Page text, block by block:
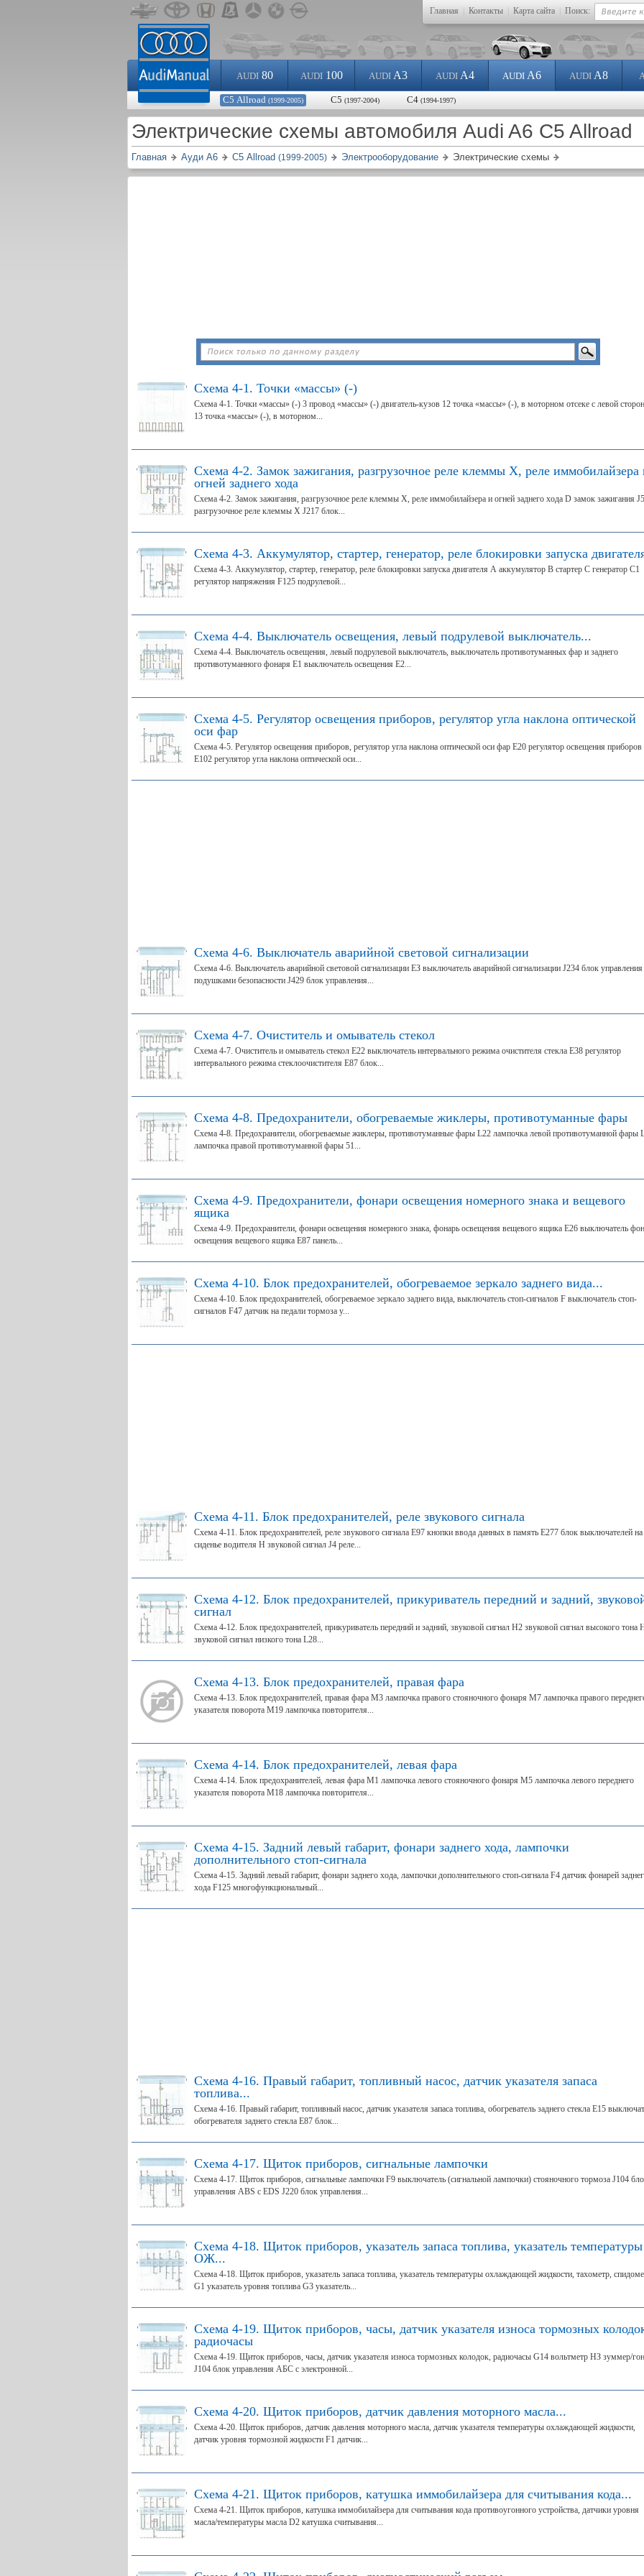
Главная Контакты Карта сайта Поиск:
AUDI80 AUDI100 AUDI A3 AUDI A4 AUDI A6 AUDI A8
С5 Allroad (1999-2005) С5 (1997-2004) С4 (1994-1997)
Электрические схемы автомобиля Audi A6 C5 Allroad
Главная Ауди A6 С5 Allroad (1999-2005) Электрооборудование Электрические схемы
Схема 4-1. Точки «массы» (-)
Схема 4-1. Точки «массы» (-) 3 провод «массы» (-) двигатель-кузов 12 точка «массы» (-), в моторном отсеке с левой
13 точка «массы» (-), в моторном...
Схема 4-2. Замок зажигания, разгрузочное реле клеммы X, реле иммобилайзера
огней заднего хода
Схема 4-2. Замок зажигания, разгрузочное реле клеммы X, реле иммобилайзера и огней заднего хода D замок зажигания
разгрузочное реле клеммы X J217 блок...
Схема 4-3. Аккумулятор, стартер, генератор, реле блокировки запуска
Схема 4-3. Аккумулятор, стартер, генератор, реле блокировки запуска двигателя А аккумулятор В стартер С генератор С1
регулятор напряжения F125 подрулевой...
Схема 4-4. Выключатель освещения, левый подрулевой выключатель...
Схема 4-4. Выключатель освещения, левый подрулевой выключатель, выключатель противотуманных фар и заднего
противотуманного фонаря Е1 выключатель освещения Е2...
Схема 4-5. Регулятор освещения приборов, регулятор угла наклона оптической
оси фар
Схема 4-5. Регулятор освещения приборов, регулятор угла наклона оптической оси фар Е20 регулятор освещения приборов
Е102 регулятор угла наклона оптической оси...
Схема 4-6. Выключатель аварийной световой сигнализации
Схема 4-6. Выключатель аварийной световой сигнализации ЕЗ выключатель аварийной сигнализации J234 блок управления
подушками безопасности J429 блок управления...
Схема 4-7. Очиститель и омыватель стекол
Схема 4-7. Очиститель и омыватель стекол Е22 выключатель интервального режима очистителя стекла Е38 регулятор
интервального режима стеклоочистителя Е87 блок...
Схема 4-8. Предохранители, обогреваемые жиклеры, противотуманные фары
Схема 4-8. Предохранители, обогреваемые жиклеры, противотуманные фары L22 лампочка левой противотуманной фары
лампочка правой противотуманной фары 51...
Схема 4-9. Предохранители, фонари освещения номерного знака и вещевого
ящика
Схема 4-9. Предохранители, фонари освещения номерного знака, фонарь освещения вещевого ящика Е26 выключатель
освещения вещевого ящика Е87 панель...
Схема 4-10. Блок предохранителей, обогреваемое зеркало заднего вида...
Схема 4-10. Блок предохранителей, обогреваемое зеркало заднего вида, выключатель стоп-сигналов F выключатель стоп-
сигналов F47 датчик на педали тормоза у...
Схема 4-11. Блок предохранителей, реле звукового сигнала
Схема 4-11. Блок предохранителей, реле звукового сигнала Е97 кнопки ввода данных в память Е277 блок выключателей на
сиденье водителя Н звуковой сигнал J4 реле...
Схема 4-12. Блок предохранителей, прикуриватель передний и задний,
сигнал
Схема 4-12. Блок предохранителей, прикуриватель передний и задний, звуковой сигнал Н2 звуковой сигнал высокого тона
звуковой сигнал низкого тона L28...
Схема 4-13. Блок предохранителей, правая фара
Схема 4-13. Блок предохранителей, правая фара М3 лампочка правого стояночного фонаря М7 лампочка правого
указателя поворота М19 лампочка повторителя...
Схема 4-14. Блок предохранителей, левая фара
Схема 4-14. Блок предохранителей, левая фара М1 лампочка левого стояночного фонаря М5 лампочка левого переднего
указателя поворота М18 лампочка повторителя...
Схема 4-15. Задний левый габарит, фонари заднего хода, лампочки
дополнительного стоп-сигнала
Схема 4-15. Задний левый габарит, фонари заднего хода, лампочки дополнительного стоп-сигнала F4 датчик фонарей
хода F125 многофункциональный...
Схема 4-16. Правый габарит, топливный насос, датчик указателя запаса
топлива...
Схема 4-16. Правый габарит, топливный насос, датчик указателя запаса топлива, обогреватель заднего стекла Е15
обогревателя заднего стекла Е87 блок...
Схема 4-17. Щиток приборов, сигнальные лампочки
Схема 4-17. Щиток приборов, сигнальные лампочки F9 выключатель (сигнальной лампочки) стояночного тормоза J104
управления ABS с EDS J220 блок управления...
Схема 4-18. Щиток приборов, указатель запаса топлива, указатель температуры
ОЖ...
Схема 4-18. Щиток приборов, указатель запаса топлива, указатель температуры охлаждающей жидкости, тахометр,
G1 указатель уровня топлива G3 указатель...
Схема 4-19. Щиток приборов, часы, датчик указателя износа тормозных
радиочасы
Схема 4-19. Щиток приборов, часы, датчик указателя износа тормозных колодок, радиочасы G14 вольтметр НЗ зуммер/
J104 блок управления АБС с электронной...
Схема 4-20. Щиток приборов, датчик давления моторного масла...
Схема 4-20. Щиток приборов, датчик давления моторного масла, датчик указателя температуры охлаждающей жидкости,
датчик уровня тормозной жидкости F1 датчик...
Схема 4-21. Щиток приборов, катушка иммобилайзера для считывания кода...
Схема 4-21. Щиток приборов, катушка иммобилайзера для считывания кода противоугонного устройства, датчики уровня
масла/температуры масла D2 катушка считывания...